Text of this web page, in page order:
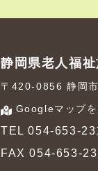
静岡県老人福
〒420-0856 静岡
Googleマップを
TEL 054-653-
FAX 054-653-